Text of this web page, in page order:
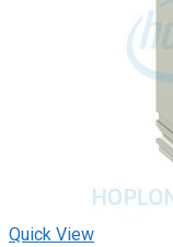
Quick View